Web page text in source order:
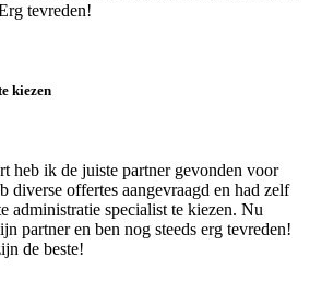
tevreden!
kiezen
heb ik de juiste partner gevonden voor
diverse offertes aangevraagd en had zelf
administratie specialist te kiezen. Nu
partner en ben nog steeds erg tevreden!
de beste!